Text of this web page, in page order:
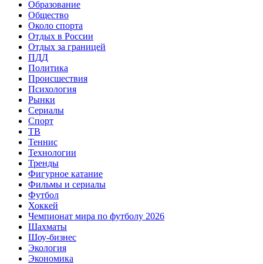
Образование
Общество
Около спорта
Отдых в России
Отдых за границей
ПДД
Политика
Происшествия
Психология
Рынки
Сериалы
Спорт
ТВ
Теннис
Технологии
Тренды
Фигурное катание
Фильмы и сериалы
Футбол
Хоккей
Чемпионат мира по футболу 2026
Шахматы
Шоу-бизнес
Экология
Экономика